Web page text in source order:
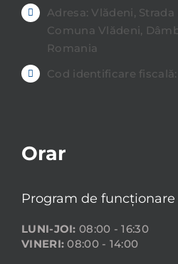
Adresa: Vlădeni, Strada
Comuna Vlădeni,
Romania
Cod identificare fiscală:
Orar
Program de funcționare
LUNI-JOI: 08:00 - 16:30
VINERI: 08:00 - 14:00